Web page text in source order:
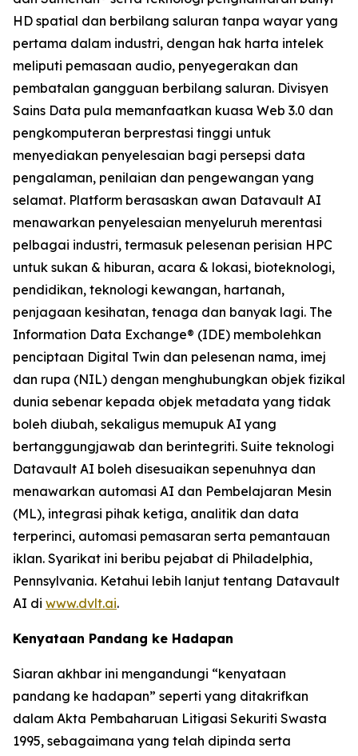
HD spatial dan berbilang saluran tanpa wayar yang
pertama dalam industri, dengan hak harta intelek
meliputi pemasaan audio, penyegerakan dan
pembatalan gangguan berbilang saluran. Divisyen
Sains Data pula memanfaatkan kuasa Web 3.0 dan
pengkomputeran berprestasi tinggi untuk
menyediakan penyelesaian bagi persepsi data
pengalaman, penilaian dan pengewangan yang
selamat. Platform berasaskan awan Datavault AI
menawarkan penyelesaian menyeluruh merentasi
pelbagai industri, termasuk pelesenan perisian HPC
untuk sukan & hiburan, acara & lokasi, bioteknologi,
pendidikan, teknologi kewangan, hartanah,
penjagaan kesihatan, tenaga dan banyak lagi. The
Information Data Exchange® (IDE) membolehkan
penciptaan Digital Twin dan pelesenan nama, imej
dan rupa (NIL) dengan menghubungkan objek fizikal
dunia sebenar kepada objek metadata yang tidak
boleh diubah, sekaligus memupuk AI yang
bertanggungjawab dan berintegriti. Suite teknologi
Datavault AI boleh disesuaikan sepenuhnya dan
menawarkan automasi AI dan Pembelajaran Mesin
(ML), integrasi pihak ketiga, analitik dan data
terperinci, automasi pemasaran serta pemantauan
iklan. Syarikat ini beribu pejabat di Philadelphia,
Pennsylvania. Ketahui lebih lanjut tentang Datavault
AI di www.dvlt.ai.
Kenyataan Pandang ke Hadapan
Siaran akhbar ini mengandungi “kenyataan
pandang ke hadapan” seperti yang ditakrifkan
dalam Akta Pembaharuan Litigasi Sekuriti Swasta
1995, sebagaimana yang telah dipinda serta